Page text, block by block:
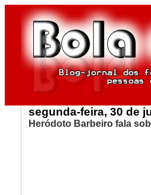
segunda-feira, 30 de
Heródoto Barbeiro fala